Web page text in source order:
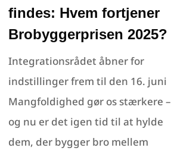
findes: Hvem fortjener
Brobyggerprisen 2025?
Integrationsrådet åbner for
indstillinger frem til den 16. juni
Mangfoldighed gør os stærkere –
og nu er det igen tid til at hylde
dem, der bygger bro mellem